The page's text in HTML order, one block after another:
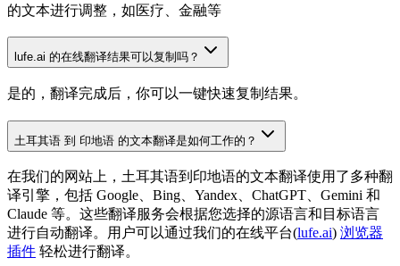
的文本进行调整，如医疗、金融等
lufe.ai 的在线翻译结果可以复制吗？
是的，翻译完成后，你可以一键快速复制结果。
土耳其语 到 印地语 的文本翻译是如何工作的？
在我们的网站上，土耳其语到印地语的文本翻译使用了多种翻
译引擎，包括 Google、Bing、Yandex、ChatGPT、Gemini 和
Claude 等。这些翻译服务会根据您选择的源语言和目标语言
进行自动翻译。用户可以通过我们的在线平台(lufe.ai) 浏览器
插件 轻松进行翻译。